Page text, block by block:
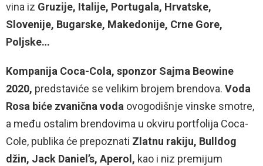
vina iz Gruzije, Italije, Portugala, Hrvatske,
Slovenije, Bugarske, Makedonije, Crne Gore,
Poljske…
Kompanija Coca-Cola, sponzor Sajma Beowine
2020, predstaviće se velikim brojem brendova. Voda
Rosa biće zvanična voda ovogodišnje vinske smotre,
a među ostalim brendovima u okviru portfolija Coca-
Cole, publika će prepoznati Zlatnu rakiju, Bulldog
džin, Jack Daniel’s, Aperol, kao i niz premijum